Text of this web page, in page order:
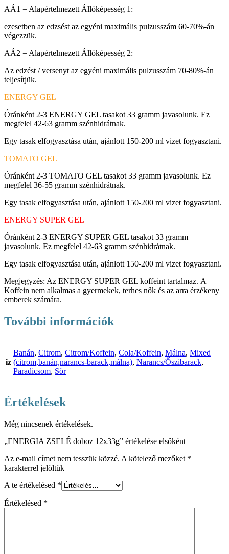
AÁ1 = Alapértelmezett Állóképesség 1:
ezesetben az edzsést az egyéni maximális pulzusszám 60-70%-án
végezzük.
AÁ2 = Alapértelmezett Állóképesség 2:
Az edzést / versenyt az egyéni maximális pulzusszám 70-80%-án
teljesítjük.
ENERGY GEL
Óránként 2-3 ENERGY GEL tasakot 33 gramm javasolunk. Ez
megfelel 42-63 gramm szénhidrátnak.
Egy tasak elfogyasztása után, ajánlott 150-200 ml vizet fogyasztani.
TOMATO GEL
Óránként 2-3 TOMATO GEL tasakot 33 gramm javasolunk. Ez
megfelel 36-55 gramm szénhidrátnak.
Egy tasak elfogyasztása után, ajánlott 150-200 ml vizet fogyasztani.
ENERGY SUPER GEL
Óránként 2-3 ENERGY SUPER GEL tasakot 33 gramm
javasolunk. Ez megfelel 42-63 gramm szénhidrátnak.
Egy tasak elfogyasztása után, ajánlott 150-200 ml vizet fogyasztani.
Megjegyzés: Az ENERGY SUPER GEL koffeint tartalmaz. A
Koffein nem alkalmas a gyermekek, terhes nők és az arra érzékeny
emberek számára.
További információk
iz
Banán, Citrom, Citrom/Koffein, Cola/Koffein, Málna, Mixed
(citrom,banán,narancs-barack,málna), Narancs/Őszibarack,
Paradicsom, Sör
Értékelések
Még nincsenek értékelések.
„ENERGIA ZSELÉ doboz 12x33g” értékelése elsőként
Az e-mail címet nem tesszük közzé. A kötelező mezőket *
karakterrel jelöltük
A te értékelésed *
Értékelésed *